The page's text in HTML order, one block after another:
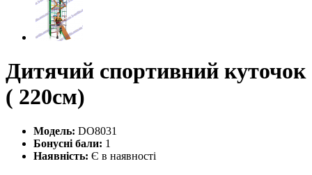
Дитячий спортивний куточок
( 220см)
Модель: DO8031
Бонусні бали: 1
Наявність: Є в наявності